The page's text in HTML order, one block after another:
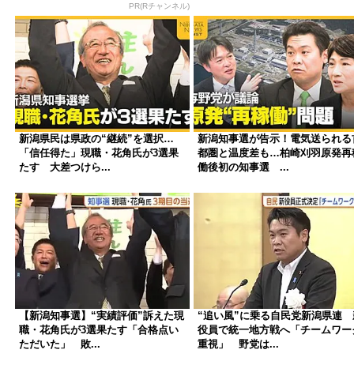
PR(Rチャンネル)
新潟県民は県政の“継続”を選択…
「信任得た」現職・花角氏が3選果
たす 大差つけら...
新潟知事選が告示！電気送られる
都圏と温度差も…柏崎刈羽原発再
働後初の知事選 ...
【新潟知事選】“実績評価”訴えた現
職・花角氏が3選果たす「合格点い
ただいた」 敗...
“追い風”に乗る自民党新潟県連
役員で統一地方戦へ「チームワー
重視」 野党は...